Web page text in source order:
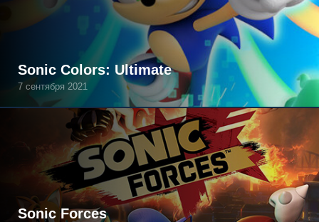
Sonic Colors: Ultimate
7 сентября 2021
Sonic Forces